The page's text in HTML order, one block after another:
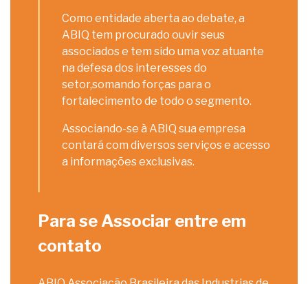
Como entidade aberta ao debate, a
ABIQ tem procurado ouvir seus
associados e tem sido uma voz atuante
na defesa dos interesses do
setor,somando forças para o
fortalecimento de todo o segmento.
Associando-se à ABIQ sua empresa
contará com diversos serviços e acesso
a informações exclusivas.
Para se Associar entre em
contato